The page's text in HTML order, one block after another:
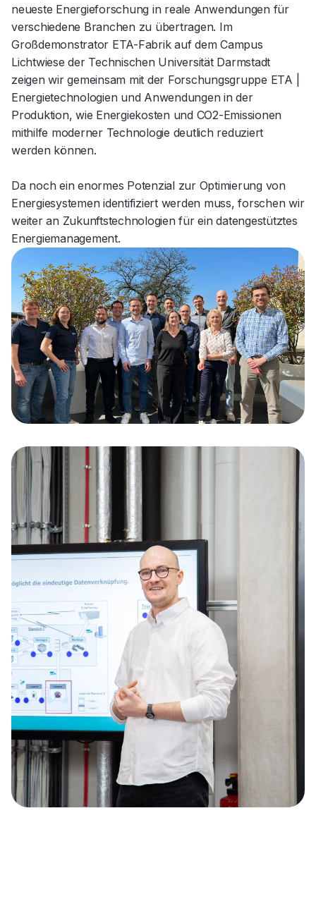
neueste Energieforschung in reale Anwendungen für
verschiedene Branchen zu übertragen. Im
Großdemonstrator ETA-Fabrik auf dem Campus
Lichtwiese der Technischen Universität Darmstadt
zeigen wir gemeinsam mit der Forschungsgruppe ETA |
Energietechnologien und Anwendungen in der
Produktion, wie Energiekosten und CO2-Emissionen
mithilfe moderner Technologie deutlich reduziert
werden können.
Da noch ein enormes Potenzial zur Optimierung von
Energiesystemen identifiziert werden muss, forschen wir
weiter an Zukunftstechnologien für ein datengestütztes
Energiemanagement.
STARKE PARTNERSCHAFTEN